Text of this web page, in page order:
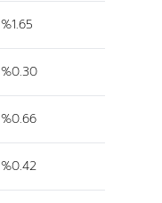
%1.65
%0.30
%0.66
%0.42